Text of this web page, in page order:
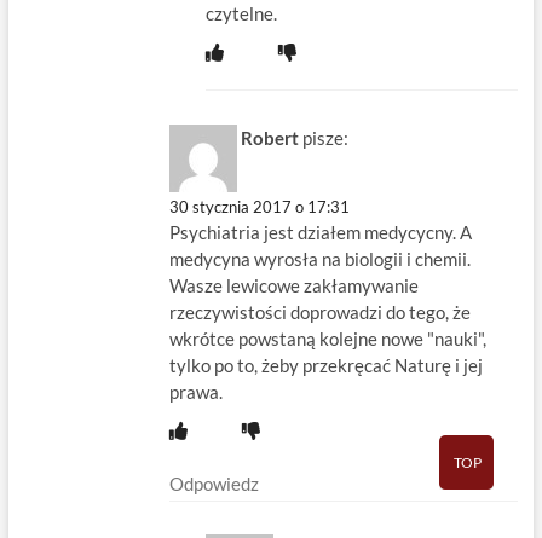
czytelne.
Robert pisze:
30 stycznia 2017 o 17:31
Psychiatria jest działem medycycny. A
medycyna wyrosła na biologii i chemii.
Wasze lewicowe zakłamywanie
rzeczywistości doprowadzi do tego, że
wkrótce powstaną kolejne nowe "nauki",
tylko po to, żeby przekręcać Naturę i jej
prawa.
Odpowiedz
TOP